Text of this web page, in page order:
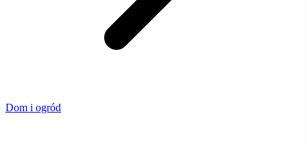
Dom i ogród